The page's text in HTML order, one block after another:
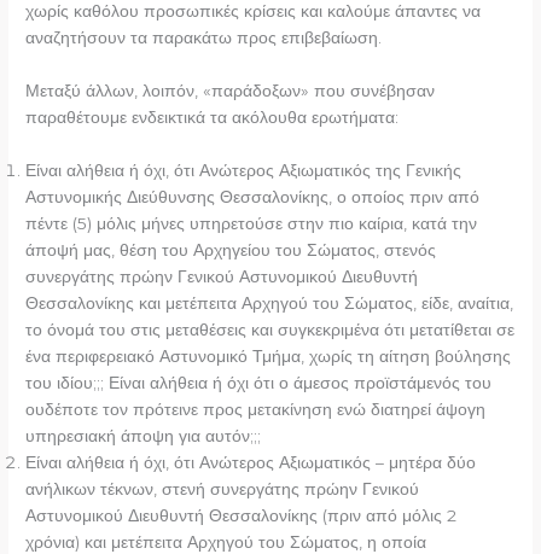
χωρίς καθόλου προσωπικές κρίσεις και καλούμε άπαντες να
αναζητήσουν τα παρακάτω προς επιβεβαίωση.
Μεταξύ άλλων, λοιπόν, «παράδοξων» που συνέβησαν
παραθέτουμε ενδεικτικά τα ακόλουθα ερωτήματα:
Είναι αλήθεια ή όχι, ότι Ανώτερος Αξιωματικός της Γενικής
Αστυνομικής Διεύθυνσης Θεσσαλονίκης, ο οποίος πριν από
πέντε (5) μόλις μήνες υπηρετούσε στην πιο καίρια, κατά την
άποψή μας, θέση του Αρχηγείου του Σώματος, στενός
συνεργάτης πρώην Γενικού Αστυνομικού Διευθυντή
Θεσσαλονίκης και μετέπειτα Αρχηγού του Σώματος, είδε, αναίτια,
το όνομά του στις μεταθέσεις και συγκεκριμένα ότι μετατίθεται σε
ένα περιφερειακό Αστυνομικό Τμήμα, χωρίς τη αίτηση βούλησης
του ιδίου;;; Είναι αλήθεια ή όχι ότι ο άμεσος προϊστάμενός του
ουδέποτε τον πρότεινε προς μετακίνηση ενώ διατηρεί άψογη
υπηρεσιακή άποψη για αυτόν;;;
Είναι αλήθεια ή όχι, ότι Ανώτερος Αξιωματικός – μητέρα δύο
ανήλικων τέκνων, στενή συνεργάτης πρώην Γενικού
Αστυνομικού Διευθυντή Θεσσαλονίκης (πριν από μόλις 2
χρόνια) και μετέπειτα Αρχηγού του Σώματος, η οποία